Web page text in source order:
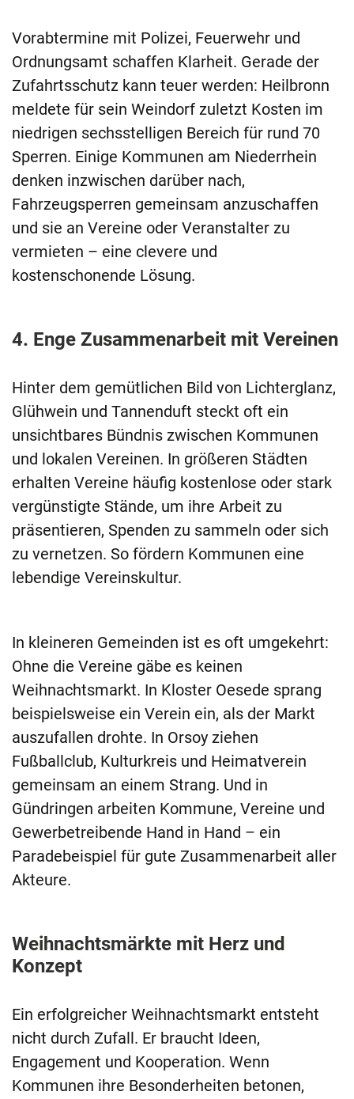
Vorabtermine mit Polizei, Feuerwehr und
Ordnungsamt schaffen Klarheit. Gerade der
Zufahrtsschutz kann teuer werden: Heilbronn
meldete für sein Weindorf zuletzt Kosten im
niedrigen sechsstelligen Bereich für rund 70
Sperren. Einige Kommunen am Niederrhein
denken inzwischen darüber nach,
Fahrzeugsperren gemeinsam anzuschaffen
und sie an Vereine oder Veranstalter zu
vermieten – eine clevere und
kostenschonende Lösung.
4. Enge Zusammenarbeit mit Vereinen
Hinter dem gemütlichen Bild von Lichterglanz,
Glühwein und Tannenduft steckt oft ein
unsichtbares Bündnis zwischen Kommunen
und lokalen Vereinen. In größeren Städten
erhalten Vereine häufig kostenlose oder stark
vergünstigte Stände, um ihre Arbeit zu
präsentieren, Spenden zu sammeln oder sich
zu vernetzen. So fördern Kommunen eine
lebendige Vereinskultur.
In kleineren Gemeinden ist es oft umgekehrt:
Ohne die Vereine gäbe es keinen
Weihnachtsmarkt. In Kloster Oesede sprang
beispielsweise ein Verein ein, als der Markt
auszufallen drohte. In Orsoy ziehen
Fußballclub, Kulturkreis und Heimatverein
gemeinsam an einem Strang. Und in
Gündringen arbeiten Kommune, Vereine und
Gewerbetreibende Hand in Hand – ein
Paradebeispiel für gute Zusammenarbeit aller
Akteure.
Weihnachtsmärkte mit Herz und
Konzept
Ein erfolgreicher Weihnachtsmarkt entsteht
nicht durch Zufall. Er braucht Ideen,
Engagement und Kooperation. Wenn
Kommunen ihre Besonderheiten betonen,